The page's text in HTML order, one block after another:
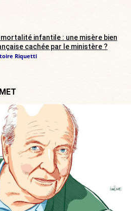
mortalité infantile : une misère bien
cachée par le ministère ?
Riquetti